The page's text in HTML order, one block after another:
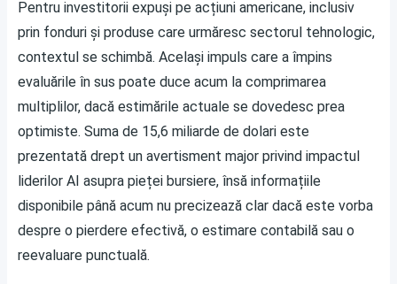
Pentru investitorii expuși pe acțiuni americane, inclusiv
prin fonduri și produse care urmăresc sectorul tehnologic,
contextul se schimbă. Același impuls care a împins
evaluările în sus poate duce acum la comprimarea
multiplilor, dacă estimările actuale se dovedesc prea
optimiste. Suma de 15,6 miliarde de dolari este
prezentată drept un avertisment major privind impactul
liderilor AI asupra pieței bursiere, însă informațiile
disponibile până acum nu precizează clar dacă este vorba
despre o pierdere efectivă, o estimare contabilă sau o
reevaluare punctuală.